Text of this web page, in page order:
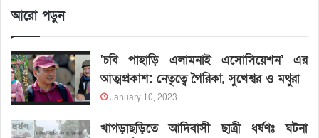
আরো পড়ুন
‘চবি পাহাড়ি এলামনাই এসোসিয়েশন’ এর
আত্মপ্রকাশ: নেতৃত্বে গৈরিকা, সুখেশ্বর ও মথুরা
January 10, 2023
খাগড়াছড়িতে আদিবাসী ছাত্রী ধর্ষণঃ ঘটনা